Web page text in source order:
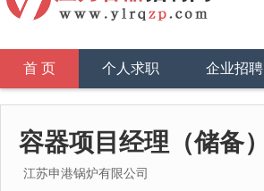
首 页 个人求职 企业招聘
容器项目经理（储备）
江苏申港锅炉有限公司